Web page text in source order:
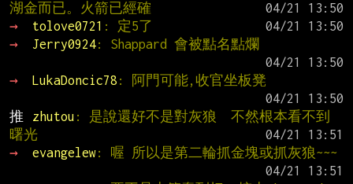
湖金而已。火箭已經確
→
tolove0721 : 定5了
→
Jerry0924: Shappard 會被點名點爛
→
LukaDoncic78 : 阿門可能,收官坐板凳
推
zhutou : 是說還好不是對灰狼  不然根本看不到
曙光
→
evangelew: 喔 所以是第二輪抓金塊或抓灰狼~~~